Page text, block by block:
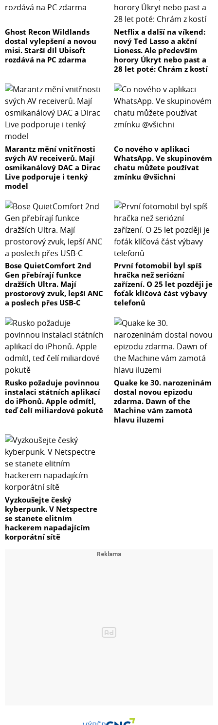
Ghost Recon Wildlands
dostal vylepšení a novou
misi. Starší díl Ubisoft
rozdává na PC zdarma
Netflix a další na víkend:
nový Ted Lasso a akční
Lioness. Ale především
horory Úkryt nebo past a
28 let poté: Chrám z kostí
Marantz mění vnitřnosti
svých AV receiverů. Mají
osmikanálový DAC a Dirac
Live podporuje i tenký
model
Co nového v aplikaci
WhatsApp. Ve skupinovém
chatu můžete používat
zmínku @všichni
Bose QuietComfort 2nd
Gen přebírají funkce
dražších Ultra. Mají
prostorový zvuk, lepší ANC
a poslech přes USB-C
První fotomobil byl spíš
hračka než seriózní
zařízení. O 25 let později je
foťák klíčová část výbavy
telefonů
Rusko požaduje povinnou
instalaci státních aplikací
do iPhonů. Apple odmítl,
teď čelí miliardové pokutě
Quake ke 30. narozeninám
dostal novou epizodu
zdarma. Dawn of the
Machine vám zamotá
hlavu iluzemi
Vyzkoušejte český
kyberpunk. V Netspectre
se stanete elitním
hackerem napadajícím
korporátní sítě